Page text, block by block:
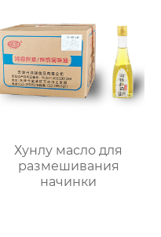
Хунлу масло для
размешивания
начинки